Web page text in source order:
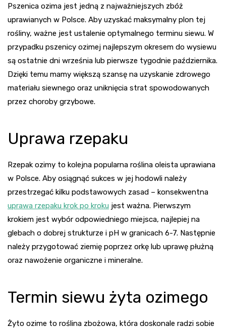
Pszenica ozima jest jedną z najważniejszych zbóż
uprawianych w Polsce. Aby uzyskać maksymalny plon tej
rośliny, ważne jest ustalenie optymalnego terminu siewu. W
przypadku pszenicy ozimej najlepszym okresem do wysiewu
są ostatnie dni września lub pierwsze tygodnie października.
Dzięki temu mamy większą szansę na uzyskanie zdrowego
materiału siewnego oraz uniknięcia strat spowodowanych
przez choroby grzybowe.
Uprawa rzepaku
Rzepak ozimy to kolejna popularna roślina oleista uprawiana
w Polsce. Aby osiągnąć sukces w jej hodowli należy
przestrzegać kilku podstawowych zasad – konsekwentna
uprawa rzepaku krok po kroku jest ważna. Pierwszym
krokiem jest wybór odpowiedniego miejsca, najlepiej na
glebach o dobrej strukturze i pH w granicach 6-7. Następnie
należy przygotować ziemię poprzez orkę lub uprawę płużną
oraz nawożenie organiczne i mineralne.
Termin siewu żyta ozimego
Żyto ozime to roślina zbożowa, która doskonale radzi sobie